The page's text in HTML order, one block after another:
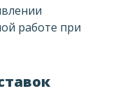
работе при